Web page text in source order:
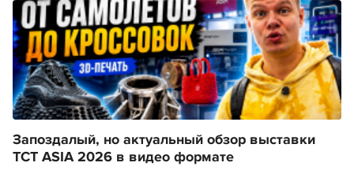
Запоздалый, но актуальный обзор выставки
TCT ASIA 2026 в видео формате